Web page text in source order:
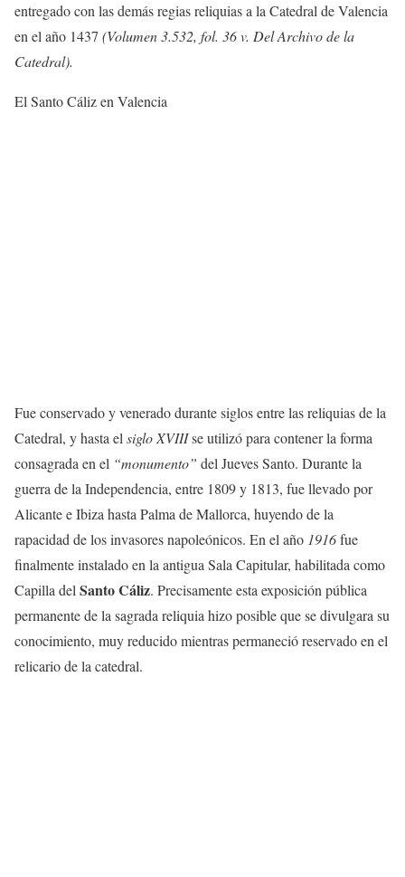
entregado con las demás regias reliquias a la Catedral de Valencia
en el año 1437 (Volumen 3.532, fol. 36 v. Del Archivo de la
Catedral).
El Santo Cáliz en Valencia
Fue conservado y venerado durante siglos entre las reliquias de la
Catedral, y hasta elsiglo XVIIIse utilizó para contener la forma
consagrada en el “monumento” del Jueves Santo. Durante la
guerra de la Independencia, entre 1809 y 1813, fue llevado por
Alicante e Ibiza hasta Palma de Mallorca, huyendo de la
rapacidad de los invasores napoleónicos. En el año 1916fue
finalmente instalado en la antigua Sala Capitular, habilitada como
Capilla delSanto Cáliz. Precisamente esta exposición pública
permanente de la sagrada reliquia hizo posible que se divulgara su
conocimiento, muy reducido mientras permaneció reservado en el
relicario de la catedral.